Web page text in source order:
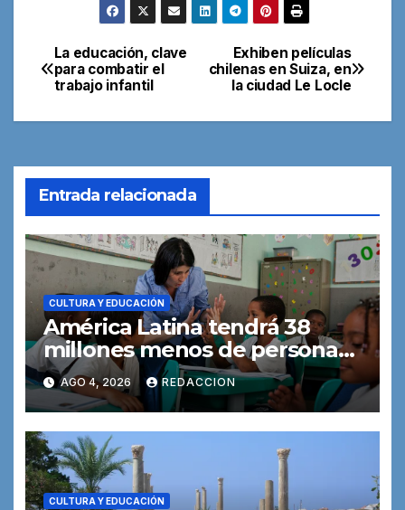
Navegación
de
Exhiben películas
chilenas en Suiza, en
la ciudad Le Locle
La educación, clave
para combatir el
trabajo infantil
Entrada relacionada
CULTURA Y EDUCACIÓN
América Latina tendrá 38
millones menos de personas
en edad escolar para 2050
AGO 4, 2026 REDACCION
CULTURA Y EDUCACIÓN